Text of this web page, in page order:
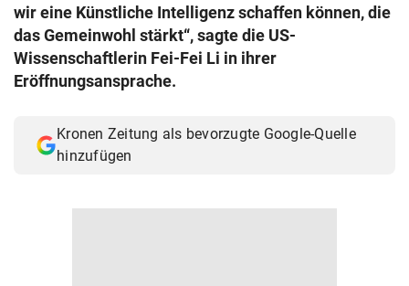
© Krone Multimedia GmbH & Co KG 2026
Muthgasse 2, 1190 Wien
wir eine Künstliche Intelligenz schaffen können, die
das Gemeinwohl stärkt“, sagte die US-
Wissenschaftlerin Fei-Fei Li in ihrer
Eröffnungsansprache.
Kronen Zeitung als bevorzugte Google-Quelle
hinzufügen